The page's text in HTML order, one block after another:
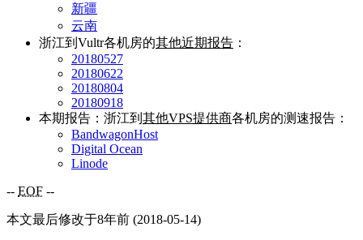
新疆
云南
浙江到Vultr各机房的其他近期报告 ：
20180527
20180622
20180804
20180918
本期报告：浙江到 其他VPS提供商各机房的测速报告：
BandwagonHost
Digital Ocean
Linode
-- EOF --
本文最后修改于8年前 (2018-05-14)